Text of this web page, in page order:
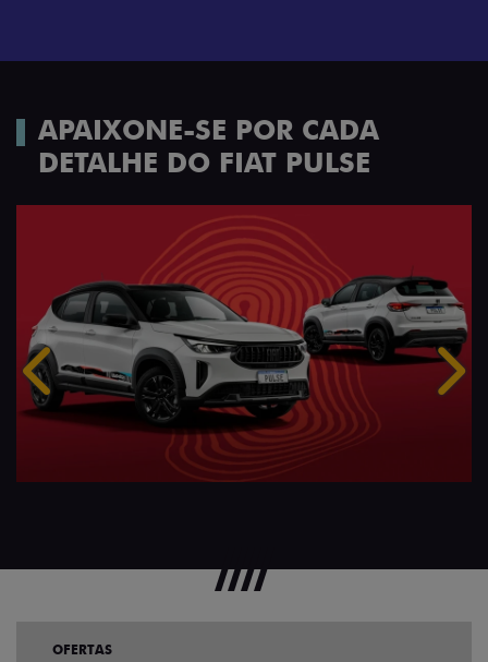
APAIXONE-SE POR CADA
DETALHE DO FIAT PULSE
Anterior
OFERTAS